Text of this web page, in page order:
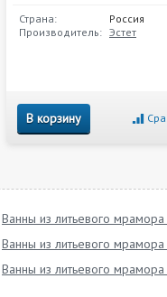
Страна:
Россия
Производитель: Эстет
В корзину
Ванны из литьевого
Ванны из литьевого мрамора
Ванны из литьевого